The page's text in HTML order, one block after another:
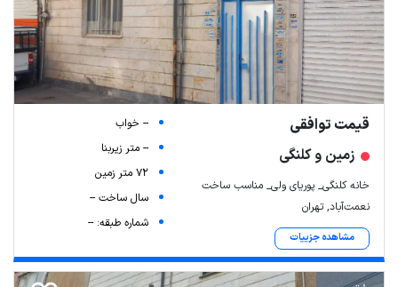
قیمت توافقی
زمین و کلنگی
خانه کلنگی_ پوریای ولی_ مناسب ساخت
نعمت‌آباد, تهران
مشاهده جزییات
-- خواب
-- متر زیربنا
72 متر زمین
سال ساخت --
شماره طبقه: --